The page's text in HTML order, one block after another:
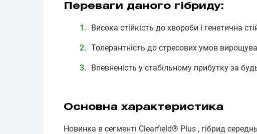
Переваги даного гібриду:
Висока стійкість до хвороби і генетична
Толерантність до стресових умов
Впевненість у стабільному прибутку за
Основна характеристика
Новинка в сегменті Clearfield® Plus , гібрид